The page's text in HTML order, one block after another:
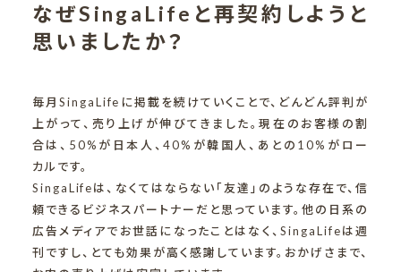
なぜSingaLifeと再契約しようと
思いましたか？
毎月SingaLifeに掲載を続けていくことで、どんどん評判が
上がって、売り上げが伸びてきました。現在のお客様の割
合は、50%が日本人、40%が韓国人、あとの10%がロー
カルです。
SingaLifeは、なくてはならない「友達」のような存在で、信
頼できるビジネスパートナーだと思っています。他の日系の
広告メディアでお世話になったことはなく、SingaLifeは週
刊ですし、とても効果が高く感謝しています。おかげさまで、